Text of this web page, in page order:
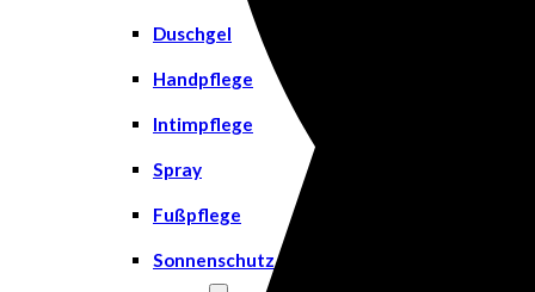
Duschgel
Handpflege
Intimpflege
Spray
Fußpflege
Sonnenschutz